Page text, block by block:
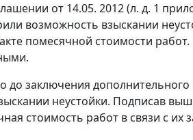
от 14.05. 2012 (л. д. 1
возможность взыскании
помесячной стоимости
до заключения
неустойки. Подписав
стоимость работ в связи с